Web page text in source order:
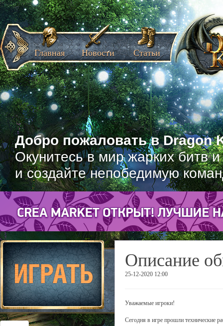
Добро пожаловать в Dragon
Окунитесь в мир жарких битв
и создайте непобедимую
Главная Новости Статьи
Описание
25-12-2020 12:00
Уважаемые игроки!
Сегодня в игре прошли технические